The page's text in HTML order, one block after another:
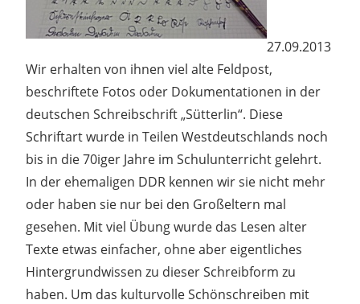
27.09.2013
Wir erhalten von ihnen viel alte Feldpost,
beschriftete Fotos oder Dokumentationen in der
deutschen Schreibschrift „Sütterlin“. Diese
Schriftart wurde in Teilen Westdeutschlands noch
bis in die 70iger Jahre im Schulunterricht gelehrt.
In der ehemaligen DDR kennen wir sie nicht mehr
oder haben sie nur bei den Großeltern mal
gesehen. Mit viel Übung wurde das Lesen alter
Texte etwas einfacher, ohne aber eigentliches
Hintergrundwissen zu dieser Schreibform zu
haben. Um das kulturvolle Schönschreiben mit